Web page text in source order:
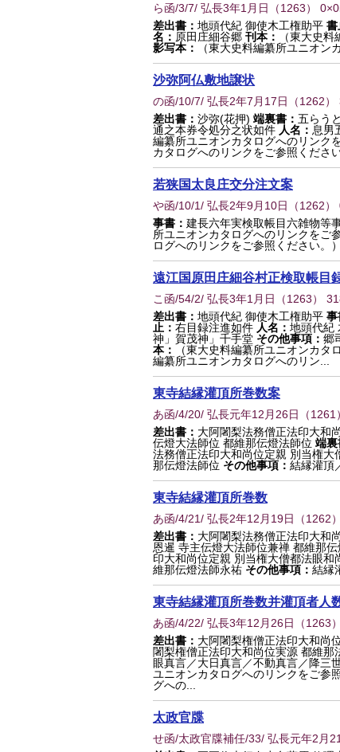
ら函/3/7/ 弘長3年1月日 （1263）
差出書： 地頭代紀 御使木工権助平 書
名： 原田庄細谷郷 刊本：
（東大史
影写本：
（東大史料編纂所ユニオン
沙弥阿仏敷地譲状
の函/10/7/ 弘長2年7月17日 （1262）
差出書： 沙弥(花押) 端裏書： 五らう
通之本券令処分之状如件 人名： 息男
編纂所ユニオンカタログへのリンク
カタログへのリンクをご参照ください
若狭国太良庄交分注文案
や函/10/1/ 弘長2年9月10日 （1262）
事書： 建長六年実検取帳目六雑物等
所ユニオンカタログへのリンクをご
ログへのリンクをご参照ください。）
遠江国原田庄細谷村正検取帳目
こ函/54/2/ 弘長3年1月日 （1263）
差出書： 地頭代紀 御使木工権助平 事
止： 右目録注進如件 人名： 地頭代紀
神」賀茂神」千手堂 その他事項： 郷
本：
（東大史料編纂所ユニオンカタ
編纂所ユニオンカタログへのリン...
東寺結縁灌頂所巻数案
あ函/4/20/ 弘長元年12月26日 （1261
差出書： 大阿闍梨法務僧正法印大和
伝燈大法師位 都維那伝燈法師位 端裏
法務僧正法印大和尚位定親 別当権
那伝燈法師位 その他事項： 結縁灌頂
東寺結縁灌頂所巻数
あ函/4/21/ 弘長2年12月19日 （1262
差出書： 大阿闍梨法務僧正法印大和
恩暹 寺主伝燈大法師位兼禅 都維那
印大和尚位定親 別当権大僧都法眼
維那伝燈法師永祐 その他事項： 結縁
東寺結縁灌頂所巻数并灌頂者人
あ函/4/22/ 弘長3年12月26日 （1263
差出書： 大阿闍梨権僧正法印大和尚
闍梨権僧正法印大和尚位実源 都維那
眼真言／大日真言／不動真言／降三
ユニオンカタログへのリンクをご参
グへの...
太政官牒
せ函/太政官牒補任/33/ 弘長元年2月